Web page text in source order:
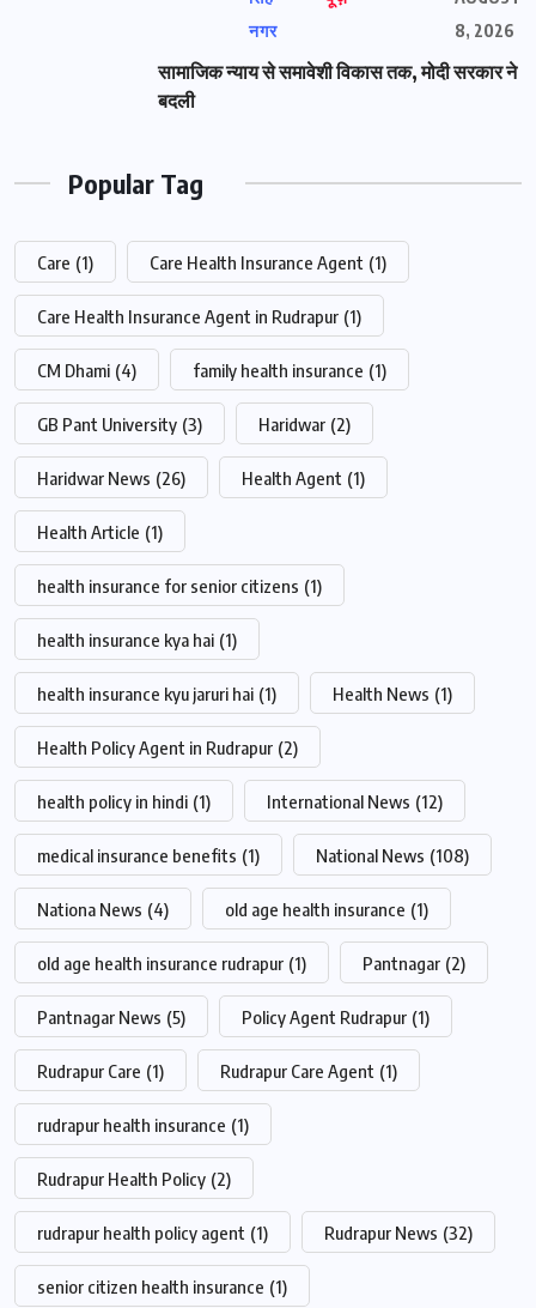
नगर
8, 2026
सामाजिक न्याय से समावेशी विकास तक, मोदी सरकार ने
बदली
Popular Tag
Care (1) Care Health Insurance Agent (1)
Care Health Insurance Agent in Rudrapur (1)
CM Dhami (4) family health insurance (1)
GB Pant University (3) Haridwar (2)
Haridwar News (26) Health Agent (1)
Health Article (1)
health insurance for senior citizens (1)
health insurance kya hai (1)
health insurance kyu jaruri hai (1) Health News (1)
Health Policy Agent in Rudrapur (2)
health policy in hindi (1) International News (12)
medical insurance benefits (1) National News (108)
Nationa News (4) old age health insurance (1)
old age health insurance rudrapur (1) Pantnagar (2)
Pantnagar News (5) Policy Agent Rudrapur (1)
Rudrapur Care (1) Rudrapur Care Agent (1)
rudrapur health insurance (1)
Rudrapur Health Policy (2)
rudrapur health policy agent (1) Rudrapur News (32)
senior citizen health insurance (1)